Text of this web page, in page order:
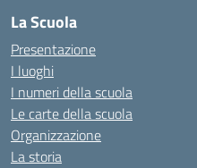
La Scuola
Presentazione
I luoghi
I numeri della scuola
Le carte della scuola
Organizzazione
La storia